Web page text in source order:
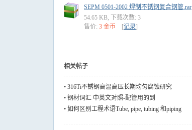
SEPM 0501-2002 焊制不锈钢复合钢管.rar
54.65 KB, 下载次数: 3
售价: 3 金币 [记录]
相关帖子
• 316Ti不锈钢高温高压长期均匀腐蚀研究
• 钢材词汇 中英文对照-配管用的到
• 如何区别工程术语Tube, pipe, tubing 和piping